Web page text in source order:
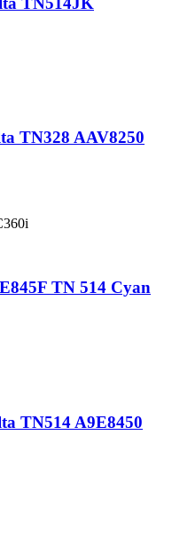
TN328 AAV8250
TN 514 Cyan
TN514 A9E8450